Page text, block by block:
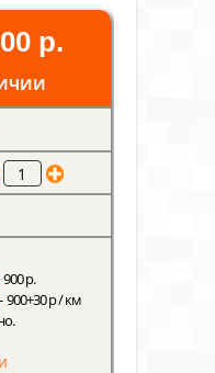
р.
р.
- 900+30 р / км